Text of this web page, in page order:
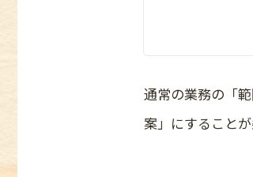
通常の業務の「
案」にすること